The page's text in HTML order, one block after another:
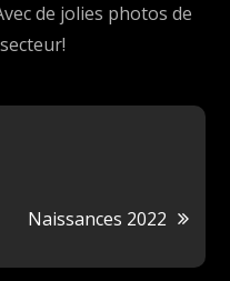
de jolies photos de
Naissances 2022